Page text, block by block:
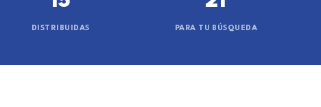
DISTRIBUIDAS PARA TU BÚSQUEDA